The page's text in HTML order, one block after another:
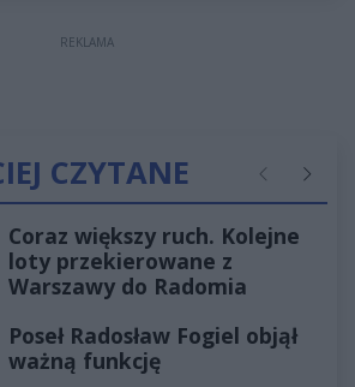
REKLAMA
CZYTANE Poprzednie
Coraz większy ruch. Kolejne
loty przekierowane z
Warszawy do Radomia
Poseł Radosław Fogiel objął
ważną funkcję